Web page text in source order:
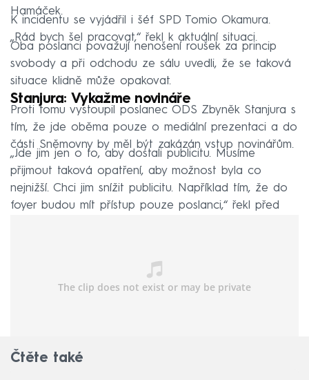
Hamáček.
K incidentu se vyjádřil i šéf SPD Tomio Okamura.
„Rád bych šel pracovat,“ řekl k aktuální situaci.
Oba poslanci považují nenošení roušek za princip
svobody a při odchodu ze sálu uvedli, že se taková
situace klidně může opakovat.
Stanjura: Vykažme novináře
Proti tomu vystoupil poslanec ODS Zbyněk Stanjura s
tím, že jde oběma pouze o mediální prezentaci a do
části Sněmovny by měl být zakázán vstup novinářům.
„Jde jim jen o to, aby dostali publicitu. Musíme
přijmout taková opatření, aby možnost byla co
nejnižší. Chci jim snížit publicitu. Například tím, že do
foyer budou mít přístup pouze poslanci,“ řekl před
Čtěte také